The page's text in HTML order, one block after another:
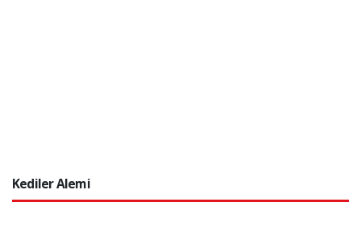
Kediler Alemi